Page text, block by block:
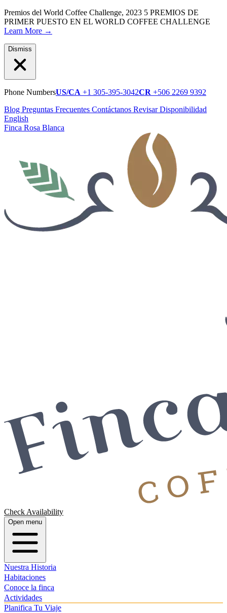
Premios del World Coffee Challenge, 2023 5 PREMIOS DE
PRIMER PUESTO EN EL WORLD COFFEE CHALLENGE
Learn More →
Dismiss
Phone NumbersUS/CA +1 305-395-3042CR +506 2269 9392
Blog Preguntas Frecuentes Contáctanos Revisar Disponibilidad
English
Finca Rosa Blanca
Check Availability
Open menu
Nuestra Historia
Habitaciones
Conoce la finca
Actividades
Planifica Tu Viaje